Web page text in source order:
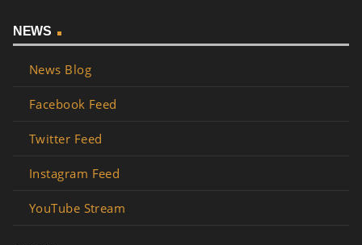
NEWS
News Blog
Facebook Feed
Twitter Feed
Instagram Feed
YouTube Stream